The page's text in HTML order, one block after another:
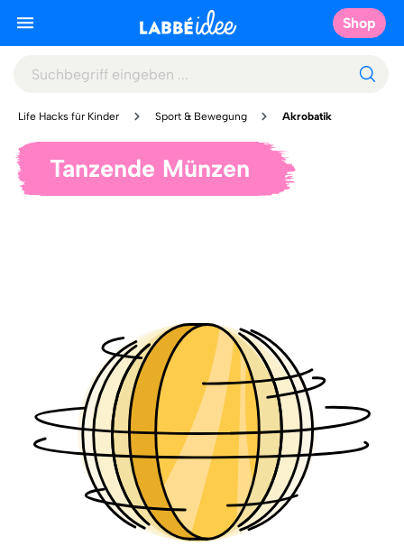
Shop
Life Hacks für Kinder Sport & Bewegung Akrobatik
Tanzende Münzen